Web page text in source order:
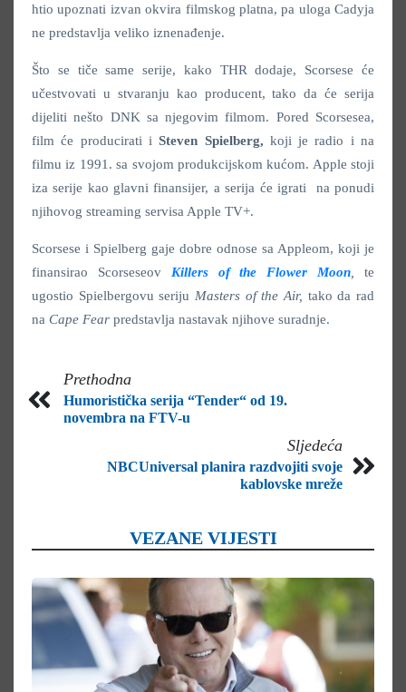
htio upoznati izvan okvira filmskog platna, pa uloga Cadyja
ne predstavlja veliko iznenađenje.
Što se tiče same serije, kako THR dodaje, Scorsese će
učestvovati u stvaranju kao producent, tako da će serija
dijeliti nešto DNK sa njegovim filmom. Pored Scorsesea,
film će producirati iSteven Spielberg, koji je radio i na
filmu iz 1991. sa svojom produkcijskom kućom. Apple stoji
iza serije kao glavni finansijer, a serija će igrati na ponudi
njihovog streaming servisa Apple TV+.
Scorsese i Spielberg gaje dobre odnose sa Appleom, koji je
finansirao Scorseseov Killers of the Flower Moon ,te
ugostio Spielbergovu seriju Masters of the Air, tako da rad
na Cape Fear predstavlja nastavak njihove suradnje.
Prethodna
Humoristička serija “Tender“ od 19.
novembra na FTV-u
Sljedeća
NBCUniversal planira razdvojiti svoje
kablovske mreže
VEZANE VIJESTI